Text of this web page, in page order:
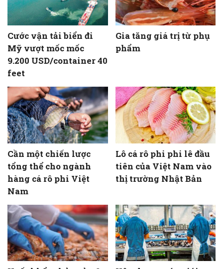
Cước vận tải biển đi
Mỹ vượt mốc mốc
9.200 USD/container 40
feet
Gia tăng giá trị từ phụ
phẩm
Cần một chiến lược
tổng thể cho ngành
hàng cá rô phi Việt
Nam
Lô cá rô phi phi lê đầu
tiên của Việt Nam vào
thị trường Nhật Bản